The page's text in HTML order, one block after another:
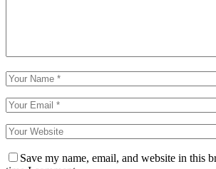
Save my name, email, and website in this